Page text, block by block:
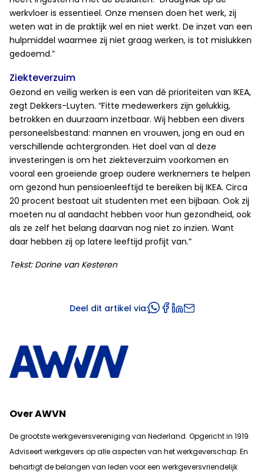
werkvloer is essentieel. Onze mensen doen het werk, zij
weten wat in de praktijk wel en niet werkt. De inzet van een
hulpmiddel waarmee zij niet graag werken, is tot mislukken
gedoemd.”
Ziekteverzuim
Gezond en veilig werken is een van dé prioriteiten van IKEA,
zegt Dekkers-Luyten. “Fitte medewerkers zijn gelukkig,
betrokken en duurzaam inzetbaar. Wij hebben een divers
personeelsbestand: mannen en vrouwen, jong en oud en
verschillende achtergronden. Het doel van al deze
investeringen is om het ziekteverzuim voorkomen en
vooral een groeiende groep oudere werknemers te helpen
om gezond hun pensioenleeftijd te bereiken bij IKEA. Circa
20 procent bestaat uit studenten met een bijbaan. Ook zij
moeten nu al aandacht hebben voor hun gezondheid, ook
als ze zelf het belang daarvan nog niet zo inzien. Want
daar hebben zij op latere leeftijd profijt van.”
Tekst: Dorine van Kesteren
Deel dit artikel via:
Over AWVN
De grootste werkgeversvereniging van Nederland. Opgericht in 1919.
Adviseert werkgevers op alle aspecten van het werkgeverschap. En
behartigt de belangen van leden voor een werkgeversvriendelijk